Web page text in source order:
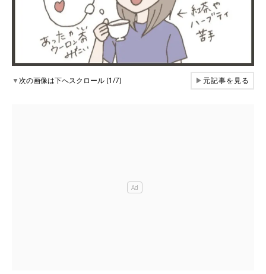
▼次の画像は下へスクロール (1/7) ▶元記事を見る